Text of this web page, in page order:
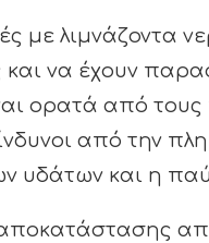
με λιμνάζοντα
και να έχουν
ορατά από
από την
υδάτων και η